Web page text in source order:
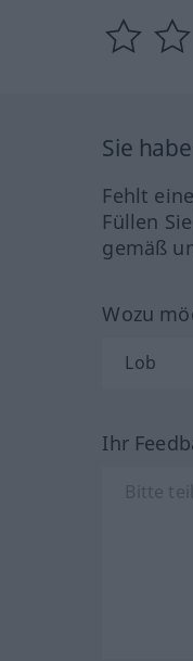
Sie
Fehlt
Füllen
gemäß
Wozu
Ihr